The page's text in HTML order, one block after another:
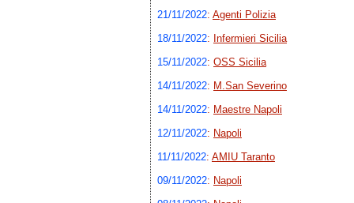
21/11/2022: Agenti Polizia
18/11/2022: Infermieri Sicilia
15/11/2022: OSS Sicilia
14/11/2022: M.San Severino
14/11/2022: Maestre Napoli
12/11/2022: Napoli
11/11/2022: AMIU Taranto
09/11/2022: Napoli